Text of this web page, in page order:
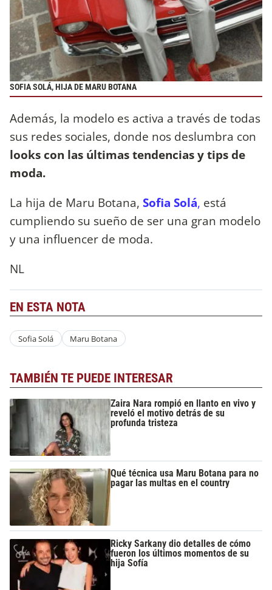
SOFIA SOLÁ, HIJA DE MARU BOTANA
Además, la modelo es activa a través de todas
sus redes sociales, donde nos deslumbra con
looks con las últimas tendencias y tips de
moda.
La hija de Maru Botana, Sofia Solá, está
cumpliendo su sueño de ser una gran modelo
y una influencer de moda.
NL
EN ESTA NOTA
Sofia Solá Maru Botana
TAMBIÉN TE PUEDE INTERESAR
Zaira Nara rompió en llanto en vivo y
reveló el motivo detrás de su
profunda tristeza
Qué técnica usa Maru Botana para no
pagar las multas en el country
Ricky Sarkany dio detalles de cómo
fueron los últimos momentos de su
hija Sofía